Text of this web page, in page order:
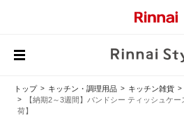
トップ キッチン・調理用品 キッチン雑貨
【納期2～3週間】バンドシー ティッシュケ
荷】